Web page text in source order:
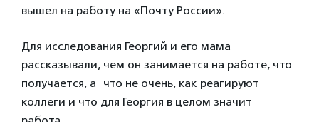
вышел на работу на «Почту России».
Для исследования Георгий и его мама
рассказывали, чем он занимается на работе, что
получается, а что не очень, как реагируют
коллеги и что для Георгия в целом значит